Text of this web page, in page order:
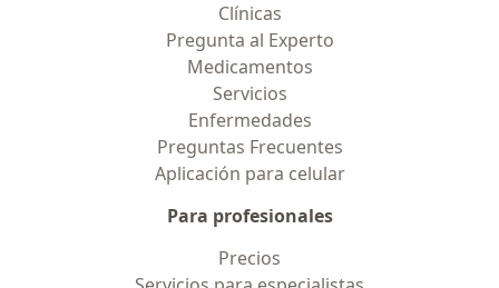
Clínicas
Pregunta al Experto
Medicamentos
Servicios
Enfermedades
Preguntas Frecuentes
Aplicación para celular
Para profesionales
Precios